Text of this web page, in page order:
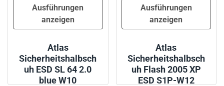
Ausführungen
anzeigen
Atlas
Sicherheitshalbsch
uh ESD SL 64 2.0
blue W10
Ausführungen
anzeigen
Atlas
Sicherheitshalbsch
uh Flash 2005 XP
ESD S1P-W12